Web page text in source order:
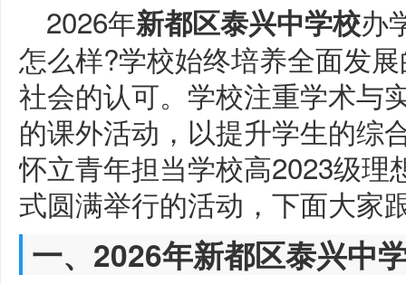
2026年新都区泰兴中学校办
怎么样?学校始终培养全面发
社会的认可。学校注重学术与
的课外活动，以提升学生的综
怀立青年担当学校高2023级
式圆满举行的活动，下面大家
一、2026年新都区泰兴中